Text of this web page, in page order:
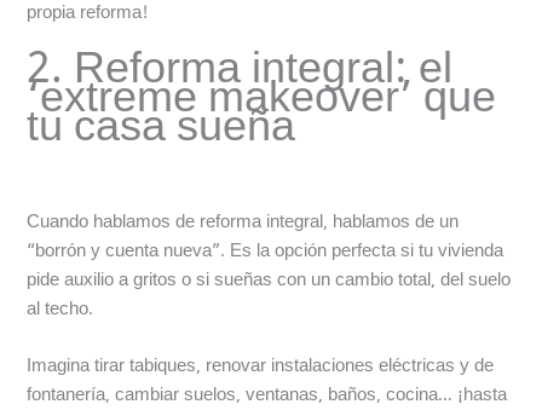
propia reforma!
2. Reforma integral: el
‘extreme makeover’ que
tu casa sueña
Cuando hablamos de reforma integral, hablamos de un
“borrón y cuenta nueva”. Es la opción perfecta si tu vivienda
pide auxilio a gritos o si sueñas con un cambio total, del suelo
al techo.
Imagina tirar tabiques, renovar instalaciones eléctricas y de
fontanería, cambiar suelos, ventanas, baños, cocina… ¡hasta